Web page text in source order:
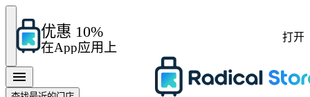
优惠 10%
在App应用上
打开